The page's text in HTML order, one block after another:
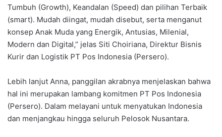
Tumbuh (Growth), Keandalan (Speed) dan pilihan Terbaik
(smart). Mudah diingat, mudah disebut, serta menganut
konsep Anak Muda yang Energik, Antusias, Milenial,
Modern dan Digital,” jelas Siti Choiriana, Direktur Bisnis
Kurir dan Logistik PT Pos Indonesia (Persero).
Lebih lanjut Anna, panggilan akrabnya menjelaskan bahwa
hal ini merupakan lambang komitmen PT Pos Indonesia
(Persero). Dalam melayani untuk menyatukan Indonesia
dan menjangkau hingga seluruh Pelosok Nusantara.